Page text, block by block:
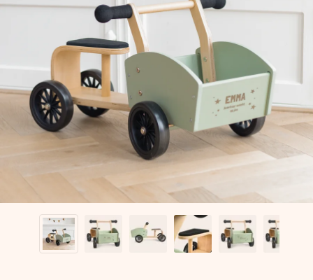
Gratis wenskaartje
Je maakt in een paar stappen iets unieks – met haar naam,
jullie foto of een boodschap die raakt. Zonder gedoe, maar
met alle aandacht voor het moment.